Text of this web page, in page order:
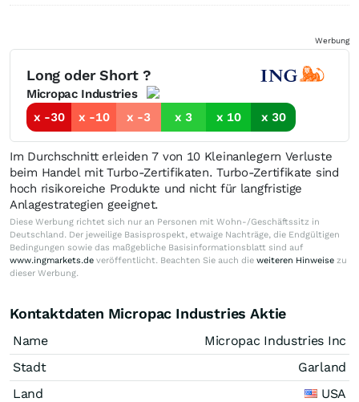
Werbung
Long oder Short ?
Micropac Industries
x -30
x -10 x -3 x 3 x 10 x 30
Im Durchschnitt erleiden 7 von 10 Kleinanlegern Verluste
beim Handel mit Turbo-Zertifikaten. Turbo-Zertifikate sind
hoch risikoreiche Produkte und nicht für langfristige
Anlagestrategien geeignet.
Diese Werbung richtet sich nur an Personen mit Wohn-/Geschäftssitz in
Deutschland. Der jeweilige Basisprospekt, etwaige Nachträge, die Endgültigen
Bedingungen sowie das maßgebliche Basisinformationsblatt sind auf
www.ingmarkets.de veröffentlicht. Beachten Sie auch die weiteren Hinweise zu
dieser Werbung.
Kontaktdaten Micropac Industries Aktie
Name
Micropac Industries Inc
Stadt
Garland
Land
USA